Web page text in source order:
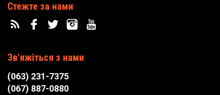
Стежте за нами
Зв'яжіться з нами
(063) 231-7375
(067) 887-0880